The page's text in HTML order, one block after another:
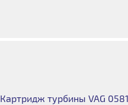
Картридж турбины VAG